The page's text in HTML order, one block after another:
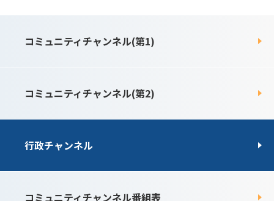
コミュニティチャンネル(第1)
コミュニティチャンネル(第2)
行政チャンネル
コミュニティチャンネル番組表